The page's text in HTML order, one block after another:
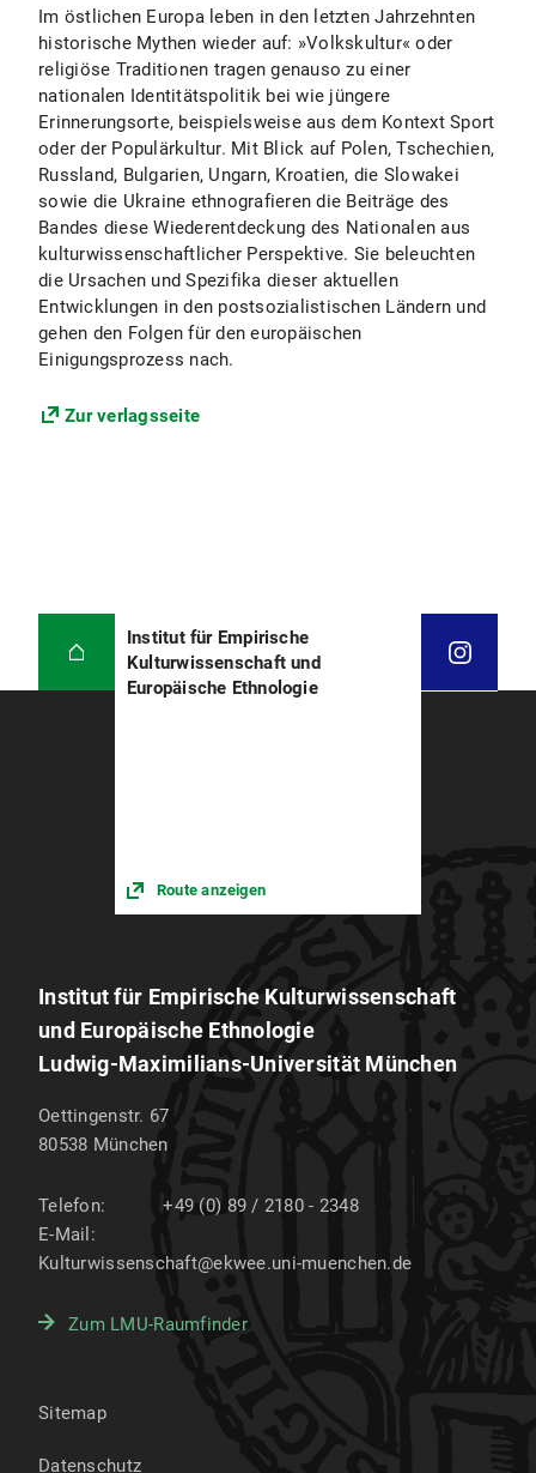
Im östlichen Europa leben in den letzten Jahrzehnten
historische Mythen wieder auf: »Volkskultur« oder
religiöse Traditionen tragen genauso zu einer
nationalen Identitätspolitik bei wie jüngere
Erinnerungsorte, beispielsweise aus dem Kontext Sport
oder der Populärkultur. Mit Blick auf Polen, Tschechien,
Russland, Bulgarien, Ungarn, Kroatien, die Slowakei
sowie die Ukraine ethnografieren die Beiträge des
Bandes diese Wiederentdeckung des Nationalen aus
kulturwissenschaftlicher Perspektive. Sie beleuchten
die Ursachen und Spezifika dieser aktuellen
Entwicklungen in den postsozialistischen Ländern und
gehen den Folgen für den europäischen
Einigungsprozess nach.
Zur verlagsseite
Institut für Empirische
Kulturwissenschaft und
Europäische Ethnologie
Route anzeigen
Institut für Empirische Kulturwissenschaft
und Europäische Ethnologie
Ludwig-Maximilians-Universität München
Oettingenstr. 67
80538 München
Telefon:
+49 (0) 89 / 2180 - 2348
E-Mail:
Kulturwissenschaft@ekwee.uni-muenchen.de
Zum LMU-Raumfinder
Sitemap
Datenschutz